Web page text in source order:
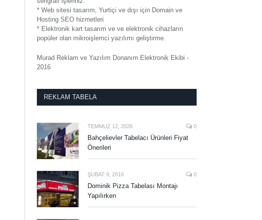
* Web sitesi tasarım, Yurtiçi ve dışı için Domain ve
Hosting SEO hizmetleri
* Elektronik kart tasarım ve ve elektronik cihazların
popüler olan mikroişlemci yazılımı geliştirme.
Murad Reklam ve Yazılım Donanım Elektronik Ekibi -
2016
REKLAM TABELA
TEMMUZ 12, 2026 0
Bahçelievler Tabelacı Ürünleri Fiyat
Önerileri
ŞUBAT 9, 2016 0
Dominik Pizza Tabelası Montajı
Yapılırken